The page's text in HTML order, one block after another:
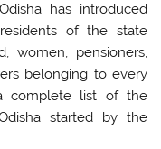
has introduced
of the state
women, pensioners,
belonging to every
complete list of the
started by the